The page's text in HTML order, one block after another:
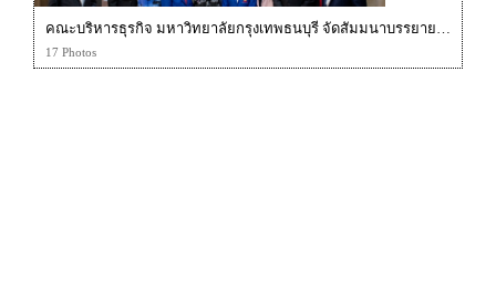
คณะบริหารธุรกิจ มหาวิทยาลัยกรุงเทพธนบุรี จัดสัมมนาบรรยายพิเศษ "การสร้างเพจเพชบุค ยุค2022"
17 Photos